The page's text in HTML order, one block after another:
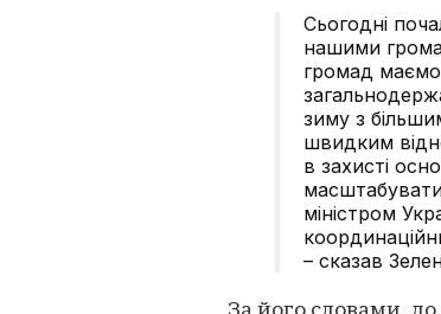
Сьогодні
нашими
громад
зиму з
швидким
в захисті
міністром
– сказав